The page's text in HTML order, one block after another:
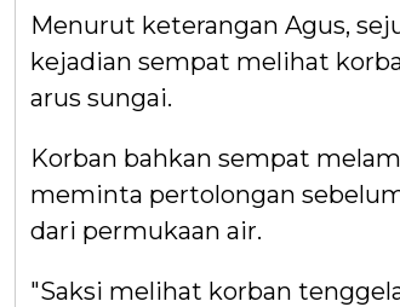
Menurut keterangan Agus,
kejadian sempat melihat
arus sungai.
Korban bahkan sempat
meminta pertolongan
dari permukaan air.
"Saksi melihat korban